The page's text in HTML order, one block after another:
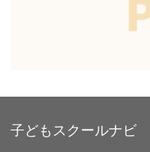
子どもスクールナビ